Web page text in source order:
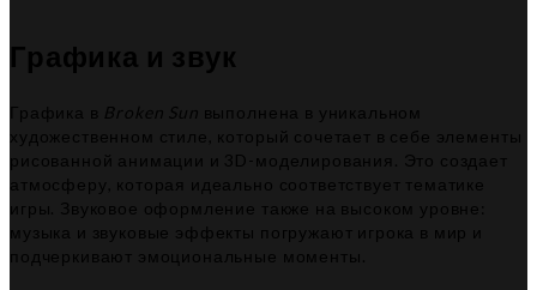
Графика и звук
Графика в Broken Sun выполнена в уникальном
художественном стиле, который сочетает в себе элементы
рисованной анимации и 3D-моделирования. Это создает
атмосферу, которая идеально соответствует тематике
игры. Звуковое оформление также на высоком уровне:
музыка и звуковые эффекты погружают игрока в мир и
подчеркивают эмоциональные моменты.